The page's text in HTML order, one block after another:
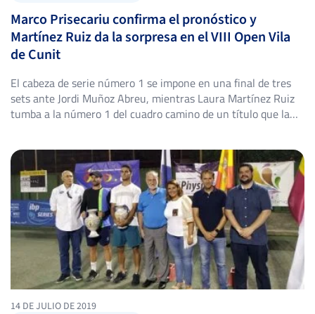
CASTILLO BERNAL, T.
-
-
TAPIADOR BARAJAS, J.
- ---
- -
-
Marco Prisecariu confirma el pronóstico y
Martínez Ruiz da la sorpresa en el VIII Open Vila
de Cunit
El cabeza de serie número 1 se impone en una final de tres
sets ante Jordi Muñoz Abreu, mientras Laura Martínez Ruiz
tumba a la número 1 del cuadro camino de un título que la
14 DE JULIO DE 2019